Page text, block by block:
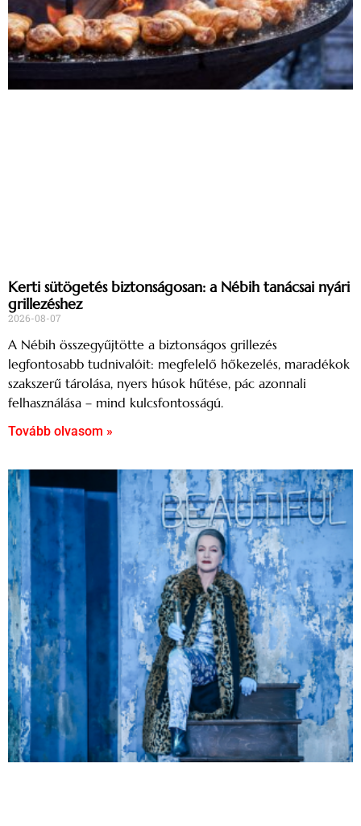
Kerti sütögetés biztonságosan: a Nébih tanácsai nyári
grillezéshez
2026-08-07
A Nébih összegyűjtötte a biztonságos grillezés
legfontosabb tudnivalóit: megfelelő hőkezelés, maradékok
szakszerű tárolása, nyers húsok hűtése, pác azonnali
felhasználása – mind kulcsfontosságú.
Tovább olvasom »